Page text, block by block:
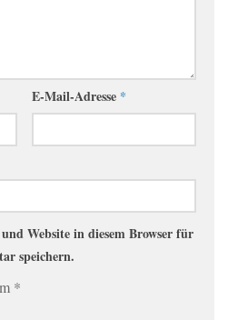
E-Mail-Adresse *
Website in diesem Browser für
speichern.
*